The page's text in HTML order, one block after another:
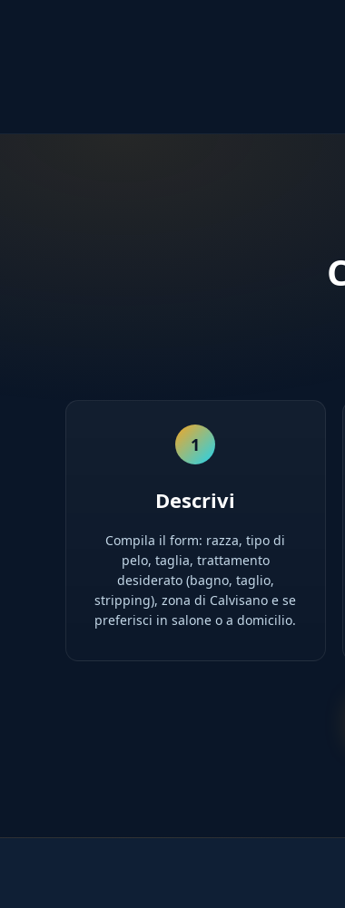
1
Descrivi
Compila il form: razza, tipo di
pelo, taglia, trattamento
desiderato (bagno, taglio,
stripping), zona di Calvisano e se
preferisci in salone o a domicilio.